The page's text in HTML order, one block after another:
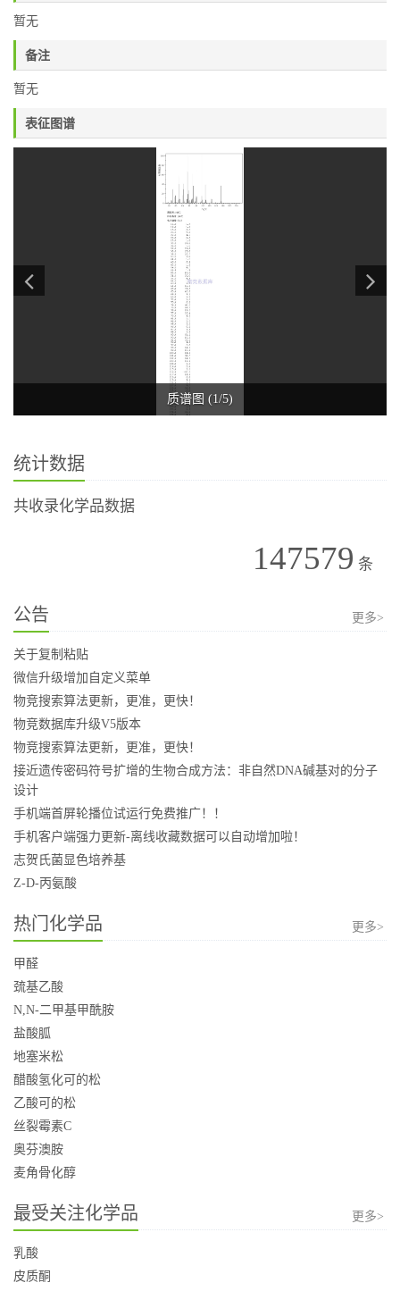
暂无
备注
暂无
表征图谱
质谱图 (1/5)
统计数据
共收录化学品数据
147579 条
公告 更多>
关于复制粘贴
微信升级增加自定义菜单
物竞搜索算法更新，更准，更快！
物竞数据库升级V5版本
物竞搜索算法更新，更准，更快！
接近遗传密码符号扩增的生物合成方法：非自然DNA碱基对的分子
设计
手机端首屏轮播位试运行免费推广！！
手机客户端强力更新-离线收藏数据可以自动增加啦！
志贺氏菌显色培养基
Z-D-丙氨酸
热门化学品 更多>
甲醛
巯基乙酸
N,N-二甲基甲酰胺
盐酸胍
地塞米松
醋酸氢化可的松
乙酸可的松
丝裂霉素C
奥芬澳胺
麦角骨化醇
最受关注化学品 更多>
乳酸
皮质酮